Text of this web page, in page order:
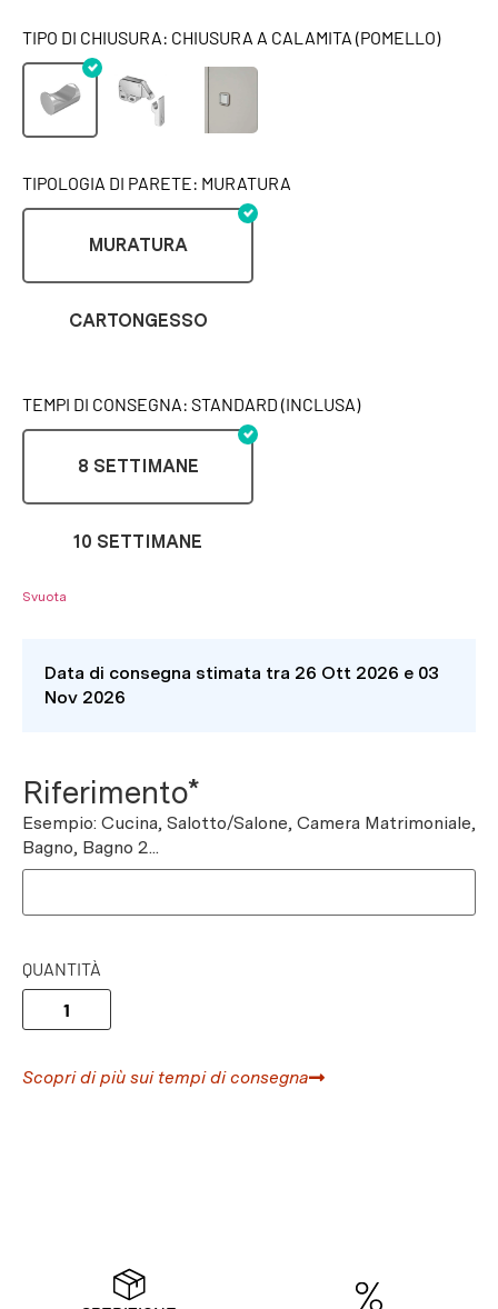
TIPO DI CHIUSURA: CHIUSURA A CALAMITA (POMELLO)
TIPOLOGIA DI PARETE: MURATURA
MURATURA
CARTONGESSO
TEMPI DI CONSEGNA: STANDARD (INCLUSA)
8 SETTIMANE
10 SETTIMANE
Svuota
Data di consegna stimata tra 26 Ott 2026 e 03
Nov 2026
Riferimento*
Esempio: Cucina, Salotto/Salone, Camera Matrimoniale,
Bagno, Bagno 2...
QUANTITÀ
Scopri di più sui tempi di consegna